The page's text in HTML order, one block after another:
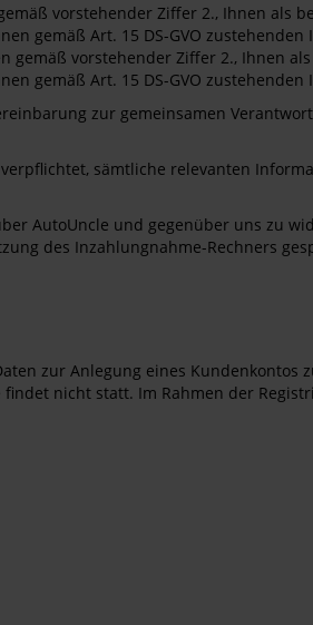
vorstehender Ziffer 2., Ihnen als
gemäß Art. 15 DS-GVO
vorstehender Ziffer 2., Ihnen
gemäß Art. 15 DS-GVO
zur gemeinsamen
sämtliche relevanten
AutoUncle und gegenüber uns zu
des Inzahlungnahme-Rechners
zur Anlegung eines Kundenkontos
nicht statt. Im Rahmen der